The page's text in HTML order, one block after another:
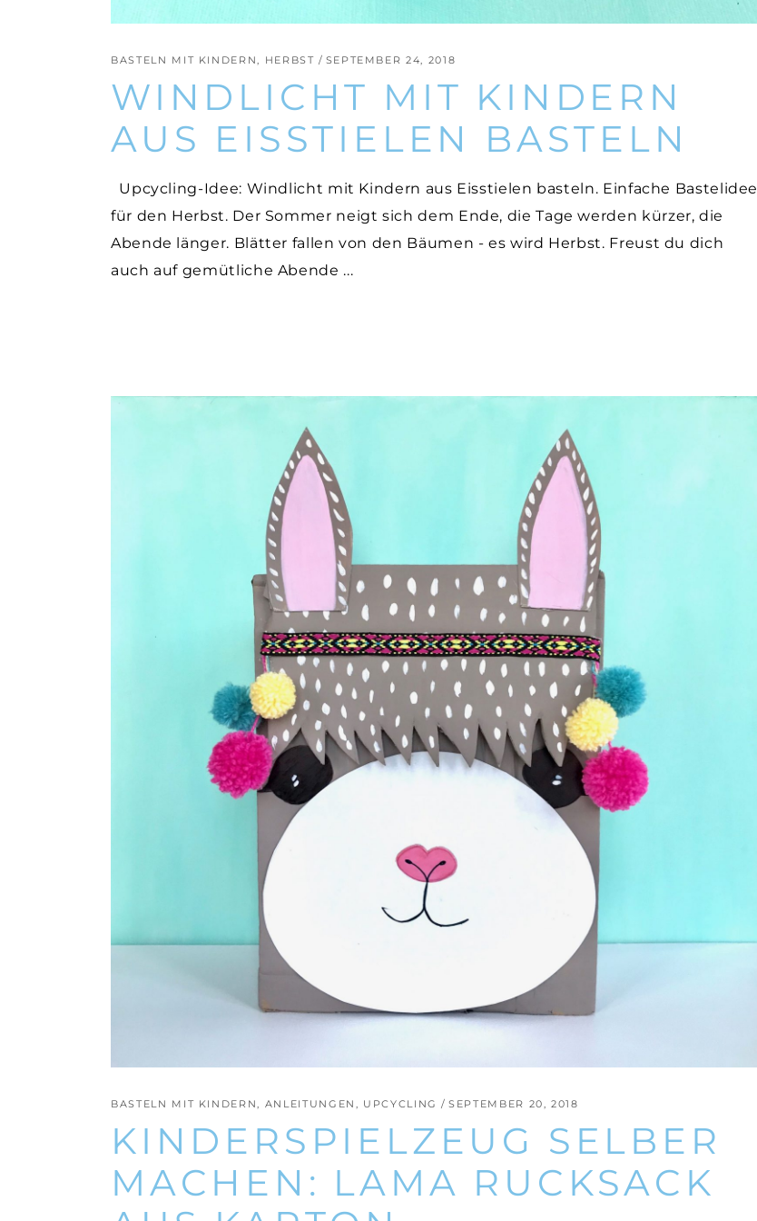
BASTELN MIT KINDERN, HERBST SEPTEMBER 24, 2018
WINDLICHT MIT KINDERN
AUS EISSTIELEN BASTELN
Upcycling-Idee: Windlicht mit Kindern aus Eisstielen basteln. Einfache Bastelidee
für den Herbst. Der Sommer neigt sich dem Ende, die Tage werden kürzer, die
Abende länger. Blätter fallen von den Bäumen - es wird Herbst. Freust du dich
auch auf gemütliche Abende
BASTELN MIT KINDERN, ANLEITUNGEN , UPCYCLING SEPTEMBER 20, 2018
KINDERSPIELZEUG SELBER
MACHEN: LAMA RUCKSACK